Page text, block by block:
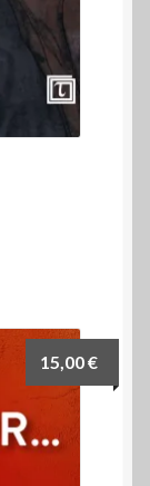
15,00€